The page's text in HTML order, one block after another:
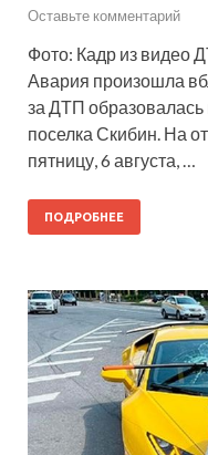
Оставьте комментарий
Фото: Кадр из видео
Авария произошла
за ДТП
поселка Скибин. На
пятницу, 6 августа, …
ПОДРОБНЕЕ